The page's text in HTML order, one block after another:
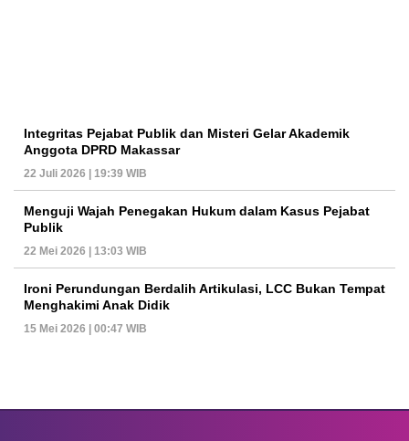
Integritas Pejabat Publik dan Misteri Gelar Akademik
Anggota DPRD Makassar
22 Juli 2026 | 19:39 WIB
Menguji Wajah Penegakan Hukum dalam Kasus Pejabat
Publik
22 Mei 2026 | 13:03 WIB
Ironi Perundungan Berdalih Artikulasi, LCC Bukan Tempat
Menghakimi Anak Didik
15 Mei 2026 | 00:47 WIB